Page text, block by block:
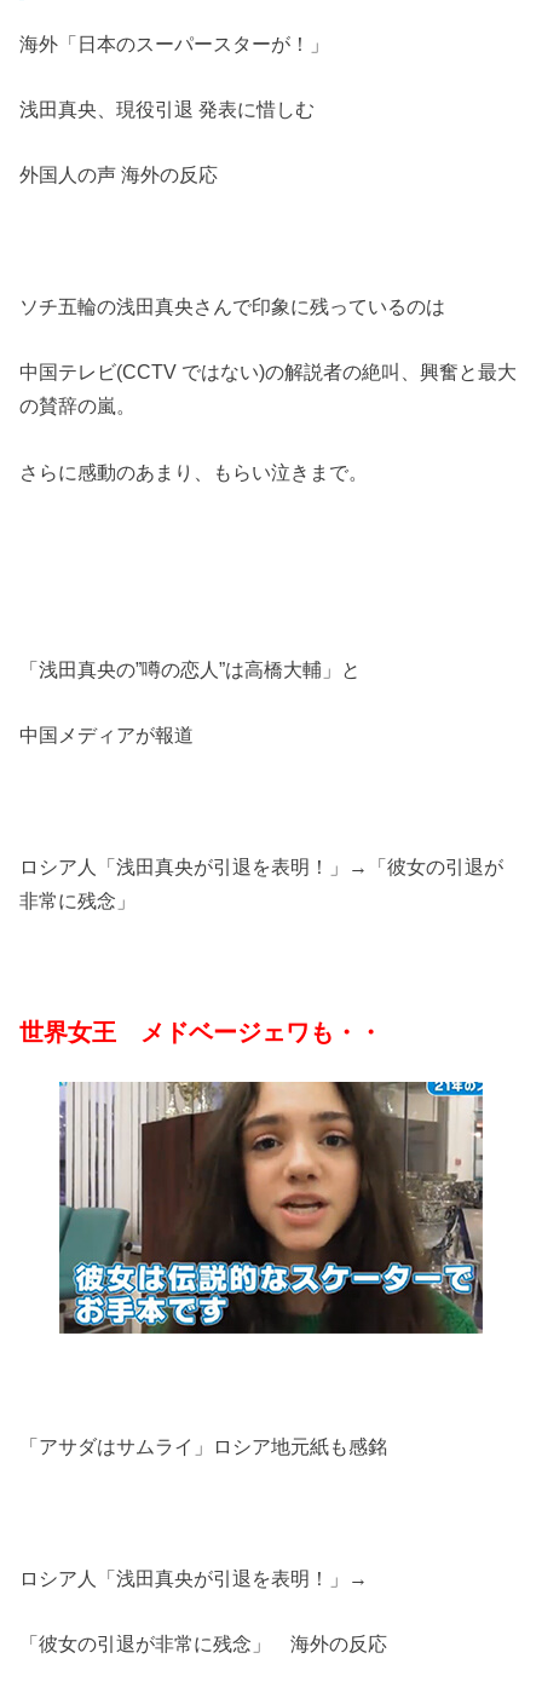
海外「日本のスーパースターが！」
浅田真央、現役引退 発表に惜しむ
外国人の声 海外の反応
ソチ五輪の浅田真央さんで印象に残っているのは
中国テレビ(CCTV ではない)の解説者の絶叫、興奮と最大
の賛辞の嵐。
さらに感動のあまり、もらい泣きまで。
「浅田真央の”噂の恋人”は高橋大輔」と
中国メディアが報道
ロシア人「浅田真央が引退を表明！」→「彼女の引退が
非常に残念」
世界女王 メドベージェワも・・
「アサダはサムライ」ロシア地元紙も感銘
ロシア人「浅田真央が引退を表明！」→
「彼女の引退が非常に残念」 海外の反応